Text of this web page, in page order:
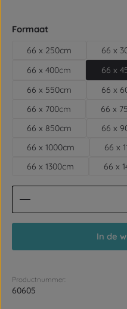
Selecteer
Formaat
66 x 250cm 66 x
66 x 400cm
66 x
66 x 550cm
66 x
66 x 700cm
66 x
66 x 850cm
66 x
66 x 1000cm
66 x
66 x 1300cm
66 x
In de
Productnummer:
60605